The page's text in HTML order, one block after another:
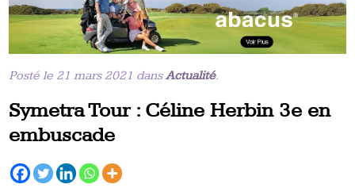
Posté le 21 mars 2021 dansActualité.
Symetra Tour : Céline Herbin 3e en
embuscade